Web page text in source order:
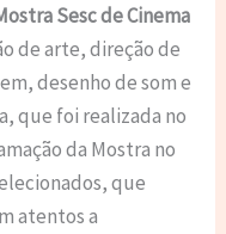
Sesc de Cinema
de arte, direção de
desenho de som e
que foi realizada no
da Mostra no
que
atentos a